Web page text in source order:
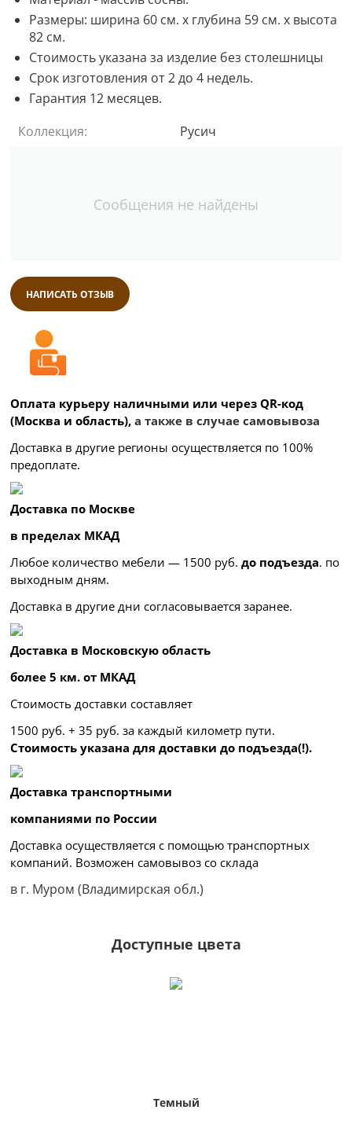
Размеры: ширина 60 см. х глубина 59 см. х высота
82 см.
Стоимость указана за изделие без столешницы
Срок изготовления от 2 до 4 недель.
Гарантия 12 месяцев.
Коллекция:
Русич
Сообщения не найдены
НАПИСАТЬ ОТЗЫВ
Оплата курьеру наличными или через QR-код
(Москва и область), а также в случае самовывоза
Доставка в другие регионы осуществляется по 100%
предоплате.
Доставка по Москве
в пределах МКАД
Любое количество мебели — 1500 руб. до подъезда. по
выходным дням.
Доставка в другие дни согласовывается заранее.
Доставка в Московскую область
более 5 км. от МКАД
Стоимость доставки составляет
1500 руб. + 35 руб. за каждый километр пути.
Стоимость указана для доставки до подъезда(!).
Доставка транспортными
компаниями по России
Доставка осуществляется с помощью транспортных
компаний. Возможен самовывоз со склада
в г. Муром (Владимирская обл.)
Доступные цвета
Темный